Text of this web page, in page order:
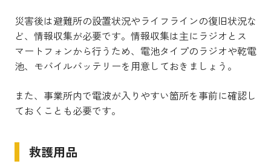
災害後は避難所の設置状況やライフラインの復旧状況な
ど、情報収集が必要です。情報収集は主にラジオとス
マートフォンから行うため、電池タイプのラジオや乾電
池、モバイルバッテリーを用意しておきましょう。
また、事業所内で電波が入りやすい箇所を事前に確認し
ておくことも必要です。
救護用品